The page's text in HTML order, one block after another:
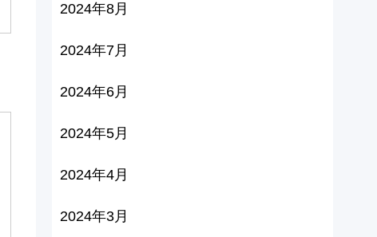
2024年8月
2024年7月
2024年6月
2024年5月
2024年4月
2024年3月